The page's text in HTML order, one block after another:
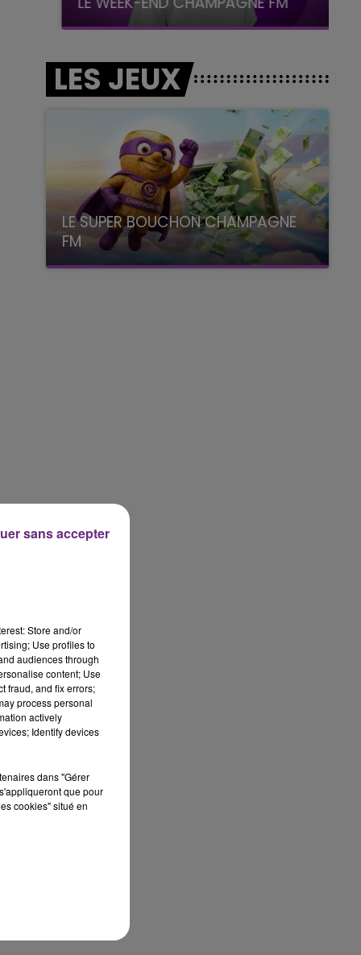
LES JEUX
LE SUPER BOUCHON CHAMPAGNE
FM
avec La Famille Champagne FM, à 8H10
Store and/or
Use profiles to
audiences through
content; Use
fraud, and fix errors;
process personal
actively
Identify devices
dans "Gérer
que pour
cookies" situé en
sans accepter